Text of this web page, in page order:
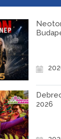
2026